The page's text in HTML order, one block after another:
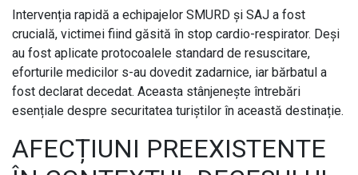
Intervenția rapidă a echipajelor SMURD și SAJ a fost
crucială, victimei fiind găsită în stop cardio-respirator. Deși
au fost aplicate protocoalele standard de resuscitare,
eforturile medicilor s-au dovedit zadarnice, iar bărbatul a
fost declarat decedat. Aceasta stânjenește întrebări
esențiale despre securitatea turiștilor în această destinație.
AFECȚIUNI PREEXISTENTE